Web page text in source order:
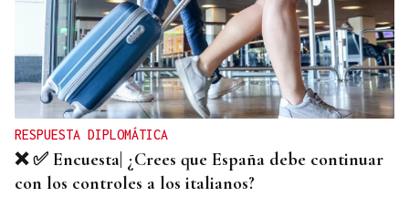
SEGURIDAD INFANTIL
Un tribunal de Estados Unidos multa a Meta con
567 millones de dólares por perjudicar la salud
mental de los menores
RESPUESTA DIPLOMÁTICA
❌ ✅ Encuesta| ¿Crees que España debe continuar
con los controles a los italianos?